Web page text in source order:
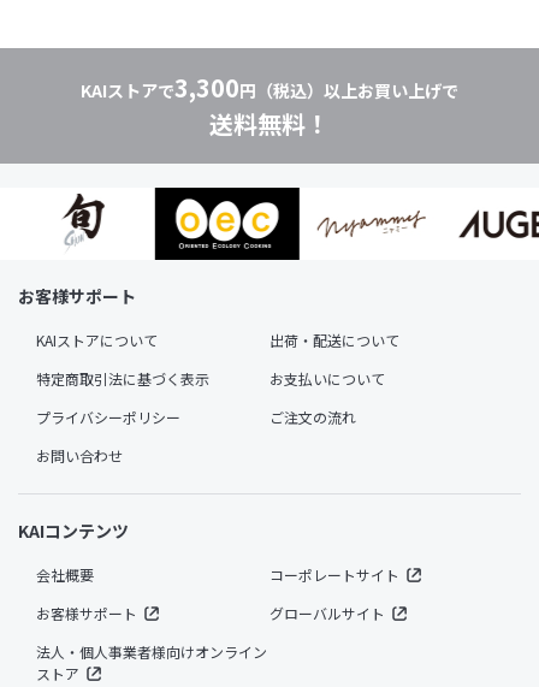
KAIストアで3,300円（税込）以上お買い上げで
送料無料！
お客様サポート
KAIストアについて
出荷・配送について
特定商取引法に基づく表示
お支払いについて
プライバシーポリシー
ご注文の流れ
お問い合わせ
KAIコンテンツ
会社概要
コーポレートサイト
お客様サポート
グローバルサイト
法人・個人事業者様向けオンライン
ストア